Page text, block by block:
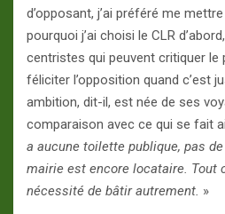
d’opposant, j’ai préféré me
pourquoi j’ai choisi le CLR
centristes qui peuvent critiquer le
féliciter l’opposition quand c’est
ambition, dit-il, est née de ses
comparaison avec ce qui se fait
a aucune toilette publique, pas
mairie est encore locataire. Tout
nécessité de bâtir autrement. »